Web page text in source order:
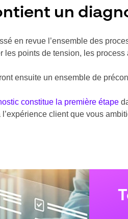
un
en revue l’ensemble des
les points de tension, les
ensuite un ensemble de
constitue la première étape
client que vous